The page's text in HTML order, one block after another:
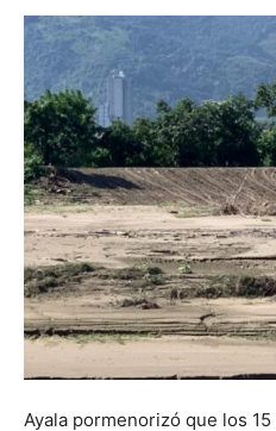
Ayala pormenorizó que los